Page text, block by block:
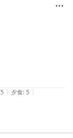
が、先週と来週は満
最高の環境です！
5 | 夕食: 5 |